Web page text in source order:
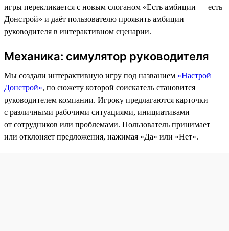
игры перекликается с новым слоганом «Есть амбиции — есть
Донстрой» и даёт пользователю проявить амбиции
руководителя в интерактивном сценарии.
Механика: симулятор руководителя
Мы создали интерактивную игру под названием «Настрой
Донстрой», по сюжету которой соискатель становится
руководителем компании. Игроку предлагаются карточки
с различными рабочими ситуациями, инициативами
от сотрудников или проблемами. Пользователь принимает
или отклоняет предложения, нажимая «Да» или «Нет».